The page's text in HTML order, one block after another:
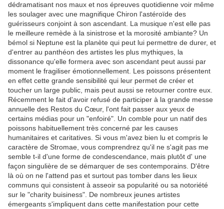
dédramatisant nos maux et nos épreuves quotidienne voir même
les soulager avec une magnifique Chiron l'astéroïde des
guérisseurs conjoint à son ascendant. La musique n'est elle pas
le meilleure remède à la sinistrose et la morosité ambiante? Un
bémol si Neptune est la planète qui peut lui permettre de durer, et
d'entrer au panthéon des artistes les plus mythiques, la
dissonance qu'elle formera avec son ascendant peut aussi par
moment le fragiliser émotionnellement. Les poissons présentent
en effet cette grande sensibilité qui leur permet de créer et
toucher un large public, mais peut aussi se retourner contre eux.
Récemment le fait d'avoir refusé de participer à la grande messe
annuelle des Restos du Cœur, l'ont fait passer aux yeux de
certains médias pour un "enfoiré". Un comble pour un natif des
poissons habituellement très concerné par les causes
humanitaires et caritatives. Si vous m'avez bien lu et compris le
caractère de Stromae, vous comprendrez qu'il ne s'agit pas me
semble t-il d'une forme de condescendance, mais plutôt d' une
façon singulière de se démarquer de ses contemporains. D'être
là où on ne l'attend pas et surtout pas tomber dans les lieux
communs qui consistent à asseoir sa popularité ou sa notoriété
sur le "charity buisiness". De nombreux jeunes artistes
émergeants s'impliquent dans cette manifestation pour cette